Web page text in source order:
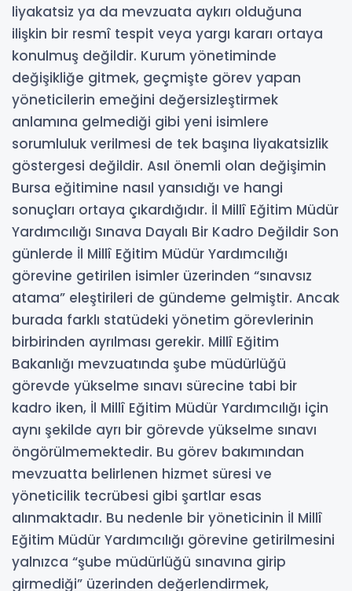
liyakatsiz ya da mevzuata aykırı olduğuna
ilişkin bir resmî tespit veya yargı kararı ortaya
konulmuş değildir. Kurum yönetiminde
değişikliğe gitmek, geçmişte görev yapan
yöneticilerin emeğini değersizleştirmek
anlamına gelmediği gibi yeni isimlere
sorumluluk verilmesi de tek başına liyakatsizlik
göstergesi değildir. Asıl önemli olan değişimin
Bursa eğitimine nasıl yansıdığı ve hangi
sonuçları ortaya çıkardığıdır. İl Millî Eğitim Müdür
Yardımcılığı Sınava Dayalı Bir Kadro Değildir Son
günlerde İl Millî Eğitim Müdür Yardımcılığı
görevine getirilen isimler üzerinden “sınavsız
atama” eleştirileri de gündeme gelmiştir. Ancak
burada farklı statüdeki yönetim görevlerinin
birbirinden ayrılması gerekir. Millî Eğitim
Bakanlığı mevzuatında şube müdürlüğü
görevde yükselme sınavı sürecine tabi bir
kadro iken, İl Millî Eğitim Müdür Yardımcılığı için
aynı şekilde ayrı bir görevde yükselme sınavı
öngörülmemektedir. Bu görev bakımından
mevzuatta belirlenen hizmet süresi ve
yöneticilik tecrübesi gibi şartlar esas
alınmaktadır. Bu nedenle bir yöneticinin İl Millî
Eğitim Müdür Yardımcılığı görevine getirilmesini
yalnızca “şube müdürlüğü sınavına girip
girmediği” üzerinden değerlendirmek,